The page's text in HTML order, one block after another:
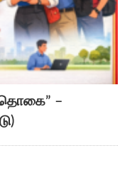
தொகை” –